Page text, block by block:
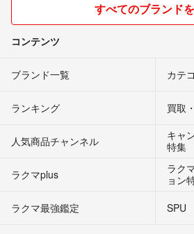
すべてのブランド
コンテンツ
ブランド一覧 カテ
ランキング 買取
人気商品チャンネル
キャ
特集
ラクマplus
ラク
ョン
ラクマ最強鑑定
SPU